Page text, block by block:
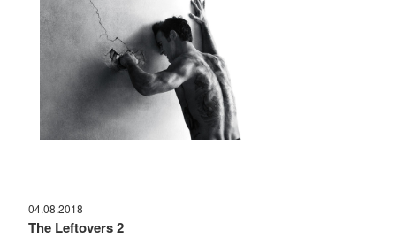
04.08.2018
The Leftovers 2